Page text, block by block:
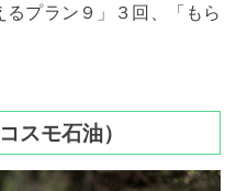
るプラン９」３回、「もら
スモ石油）